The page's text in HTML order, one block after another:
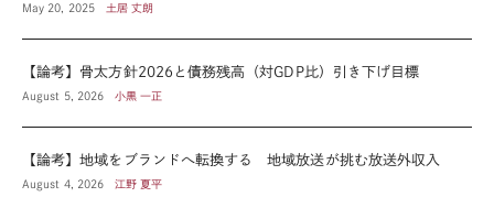
May 20, 2025 土居 丈朗
【論考】骨太方針2026と債務残高（対GDP比）引き下げ目標
August 5, 2026 小黒 一正
【論考】地域をブランドへ転換する 地域放送が挑む放送外収入
August 4, 2026 江野 夏平